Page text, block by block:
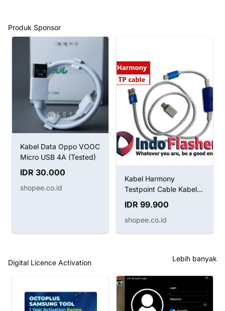
Produk Sponsor
Kabel Data Oppo VOOC
Micro USB 4A (Tested)
IDR 30.000
shopee.co.id
Kabel Harmony
Testpoint Cable Kabel
Boot Huawei
IDR 99.900
shopee.co.id
Digital Licence Activation Lebih banyak